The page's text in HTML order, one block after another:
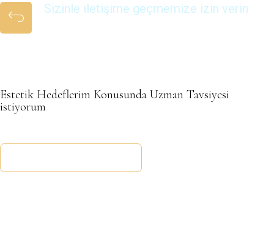
Sizinle iletişime geçmemize izin verin
Estetik Hedeflerim Konusunda Uzman Tavsiyesi
istiyorum